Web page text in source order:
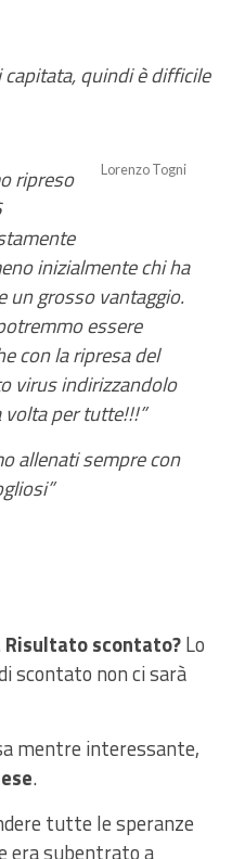
capitata, quindi è difficile
Lorenzo Togni
ripreso
inizialmente chi ha
un grosso vantaggio.
essere
con la ripresa del
virus indirizzandolo
volta per tutte!!!”
allenati sempre con
Risultato scontato?Lo
scontato non ci sarà
mentre interessante,
.
tutte le speranze
era subentrato a